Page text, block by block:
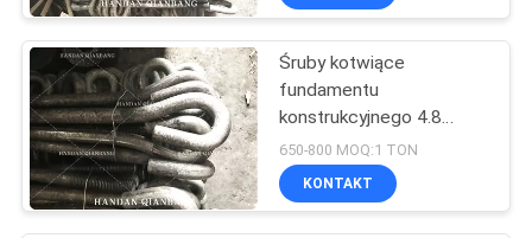
Metalowe podkładki
płaskie
Śruby kotwiące
fundamentu
konstrukcyjnego 4.8
Stopień odporności na
korozję M20-M48
650-800 MOQ:1 TON
KONTAKT